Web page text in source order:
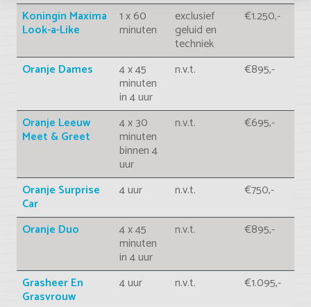
Koningin Maxima
Look-a-Like
1 x 60
minuten
exclusief
geluid en
techniek
€1.250,-
Oranje Dames 4 x 45
minuten
in 4 uur
n.v.t. €895,-
Oranje Leeuw
Meet & Greet
4 x 30
minuten
binnen 4
uur
n.v.t. €695,-
Oranje Surprise
Car
4 uur n.v.t. €750,-
Oranje Duo 4 x 45
minuten
in 4 uur
n.v.t. €895,-
Grasheer En
Grasvrouw
4 uur n.v.t. €1.095,-